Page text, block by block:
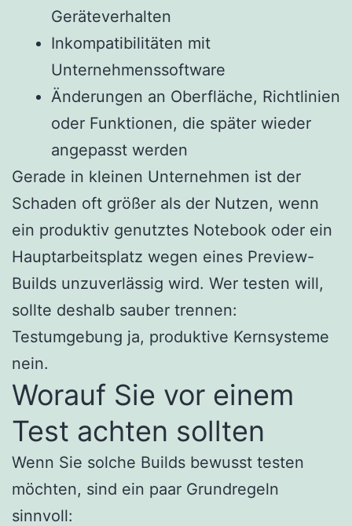
Geräteverhalten
Inkompatibilitäten mit
Unternehmenssoftware
Änderungen an Oberfläche, Richtlinien
oder Funktionen, die später wieder
angepasst werden
Gerade in kleinen Unternehmen ist der
Schaden oft größer als der Nutzen, wenn
ein produktiv genutztes Notebook oder ein
Hauptarbeitsplatz wegen eines Preview-
Builds unzuverlässig wird. Wer testen will,
sollte deshalb sauber trennen:
Testumgebung ja, produktive Kernsysteme
nein.
Worauf Sie vor einem
Test achten sollten
Wenn Sie solche Builds bewusst testen
möchten, sind ein paar Grundregeln
sinnvoll: